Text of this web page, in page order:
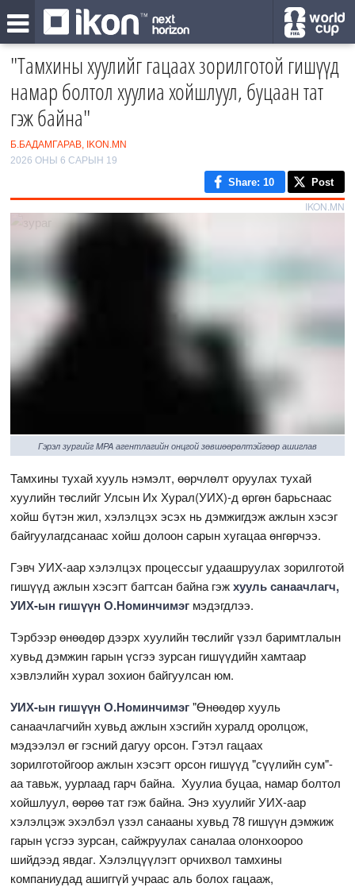
"Тамхины хуулийг гацаах зорилготой гишүүд
намар болтол хуулиа хойшлуул, буцаан тат
гэж байна"
Б.БАДАМГАРАВ, IKON.MN
2026 ОНЫ 6 САРЫН 19
Share: 10 Post
IKON.MN
Гэрэл зургийг MPA агентлагийн онцгой зөвшөөрөлтэйгөөр ашиглав
Тамхины тухай хууль нэмэлт, өөрчлөлт оруулах тухай
хуулийн төслийг Улсын Их Хурал(УИХ)-д өргөн барьснаас
хойш бүтэн жил, хэлэлцэх эсэх нь дэмжигдэж ажлын хэсэг
байгуулагдсанаас хойш долоон сарын хугацаа өнгөрчээ.
Гэвч УИХ-аар хэлэлцэх процессыг удаашруулах зорилготой
гишүүд ажлын хэсэгт багтсан байна гэжхууль санаачлагч,
УИХ-ын гишүүн О.Номинчимэг мэдэгдлээ.
Тэрбээр өнөөдөр дээрх хуулийн төслийг үзэл баримтлалын
хувьд дэмжин гарын үсгээ зурсан гишүүдийн хамтаар
хэвлэлийн хурал зохион байгуулсан юм.
УИХ-ын гишүүн О.Номинчимэг"Өнөөдөр хууль
санаачлагчийн хувьд ажлын хэсгийн хуралд оролцож,
мэдээлэл өг гэсний дагуу орсон. Гэтэл гацаах
зорилготойгоор ажлын хэсэгт орсон гишүүд "сүүлийн сум"-
аа тавьж, уурлаад гарч байна. Хуулиа буцаа, намар болтол
хойшлуул, өөрөө тат гэж байна. Энэ хуулийг УИХ-аар
хэлэлцэж эхэлбэл үзэл санааны хувьд 78 гишүүн дэмжиж
гарын үсгээ зурсан, сайжруулах саналаа олонхоороо
шийдээд явдаг. Хэлэлцүүлэгт орчихвол тамхины
компаниудад ашиггүй учраас аль болох гацааж,